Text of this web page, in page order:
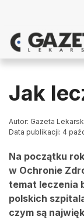
Jak
Autor: Gazeta
Data publikacji: 4
Na początku
w Ochronie
temat leczenia
polskich
czym są